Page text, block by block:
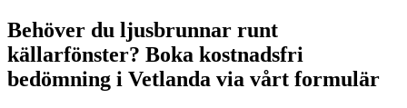
Behöver du ljusbrunnar runt
källarfönster? Boka kostnadsfri
bedömning i Vetlanda via vårt formulär